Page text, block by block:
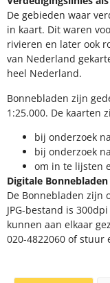
De gebieden waar
in kaart. Dit waren
rivieren en later ook
van Nederland
heel Nederland.
Bonnebladen zijn
1:25.000. De kaarten
​bij onderzoek
bij onderzoek
om in te lijsten
Digitale Bonnebladen
De Bonnebladen zijn
JPG-bestand is
kunnen aan elkaar
020-4822060 of stuur